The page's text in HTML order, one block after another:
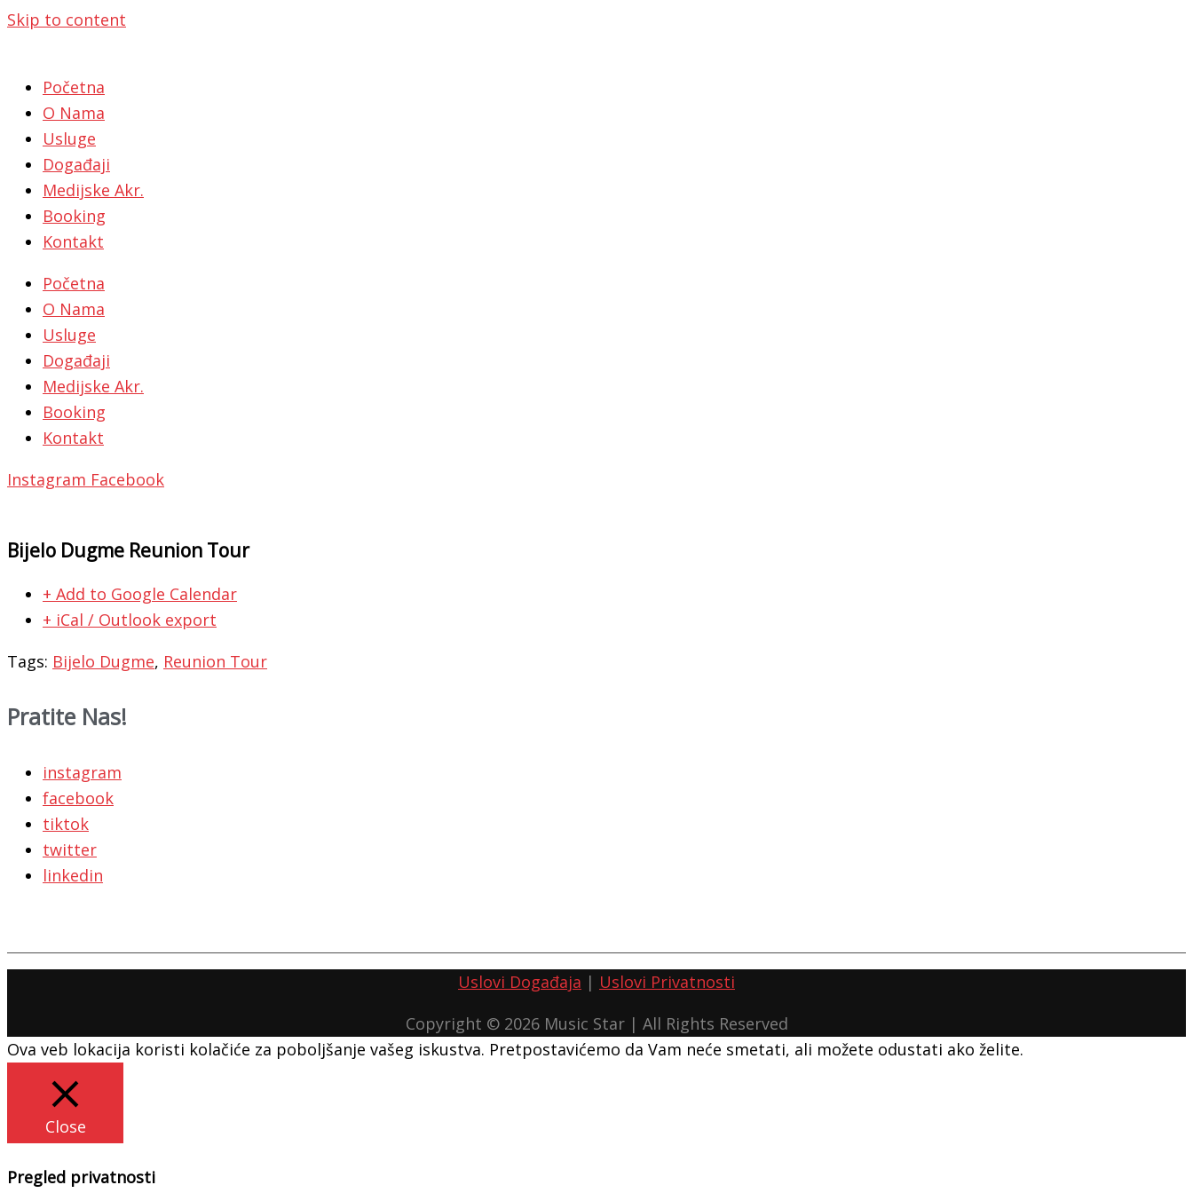
Skip to content
Početna
O Nama
Usluge
Događaji
Medijske Akr.
Booking
Kontakt
Početna
O Nama
Usluge
Događaji
Medijske Akr.
Booking
Kontakt
Instagram Facebook
Bijelo Dugme Reunion Tour
+ Add to Google Calendar
+ iCal / Outlook export
Tags: Bijelo Dugme, Reunion Tour
Pratite Nas!
instagram
facebook
tiktok
twitter
linkedin
Uslovi Događaja | Uslovi Privatnosti
Copyright © 2026 Music Star| All Rights Reserved
Ova veb lokacija koristi kolačiće za poboljšanje vašeg iskustva. Pretpostavićemo da Vam neće smetati, ali možete odustati ako želite.
Close
Pregled privatnosti